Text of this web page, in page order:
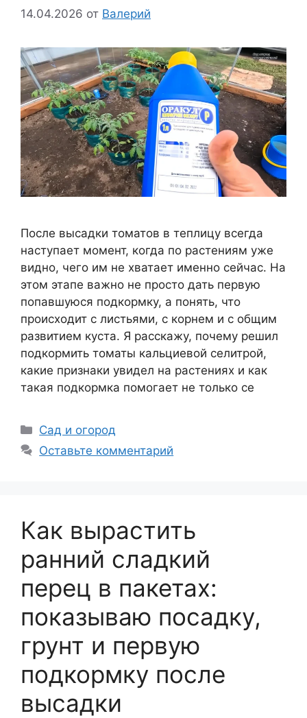
14.04.2026 от Валерий
После высадки томатов в теплицу всегда
наступает момент, когда по растениям уже
видно, чего им не хватает именно сейчас. На
этом этапе важно не просто дать первую
попавшуюся подкормку, а понять, что
происходит с листьями, с корнем и с общим
развитием куста. Я расскажу, почему решил
подкормить томаты кальциевой селитрой,
какие признаки увидел на растениях и как
такая подкормка помогает не только се
Рубрики
Сад и огород
Оставьте комментарий
Как вырастить
ранний сладкий
перец в пакетах:
показываю посадку,
грунт и первую
подкормку после
высадки